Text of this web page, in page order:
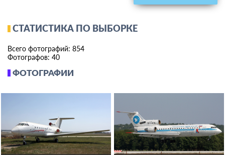
ФОТОГРАФИИ
СТАТИСТИКА ПО ВЫБОРКЕ
Всего фотографий: 854
Фотографов: 40